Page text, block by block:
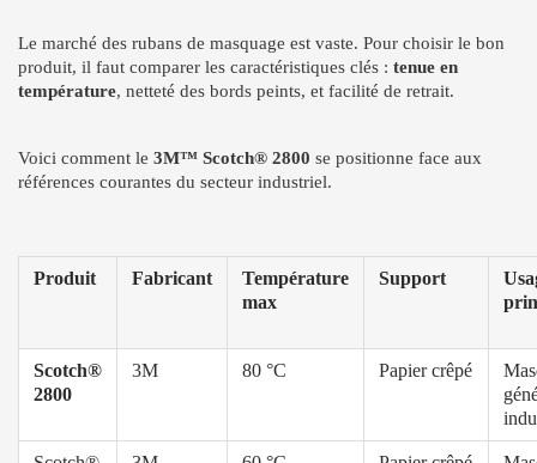
Le marché des rubans de masquage est vaste. Pour choisir le bon
produit, il faut comparer les caractéristiques clés : tenue en
température, netteté des bords peints, et facilité de retrait.
Voici comment le 3M™ Scotch® 2800 se positionne face aux
références courantes du secteur industriel.
Produit Fabricant
Température
max
Support
Scotch®
2800
3M 80 °C Papier crêpé